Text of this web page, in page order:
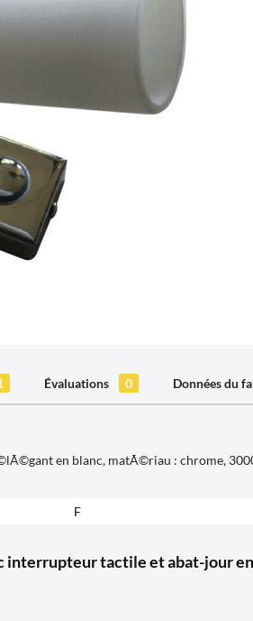
Évaluations 0 Données du
en blanc, matÃ©riau : chrome,
F
interrupteur tactile et abat-jour